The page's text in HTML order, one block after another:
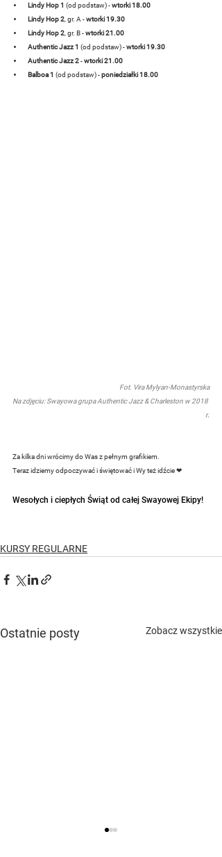
Lindy Hop 1 (od podstaw) - wtorki 18.00
Lindy Hop 2 , gr. A - wtorki 19.30
Lindy Hop 2 , gr. B - wtorki 21.00
Authentic Jazz 1 (od podstaw) - wtorki 19.30
Authentic Jazz 2 - wtorki 21.00
Balboa 1 (od podstaw) - poniedziałki 18.00
Fot. Vira Mylyan-Monastyrska
Na zdjęciu: Swayowa grupa Authentic Jazz & Charleston w 2018
r.
Za kilka dni wrócimy do Was z pełnym grafikiem.
Teraz idziemy odpoczywać i świętować i Wy też idźcie ❤
Wesołych i ciepłych Świąt od całej Swayowej Ekipy!
KURSY REGULARNE
Ostatnie posty Zobacz wszystkie